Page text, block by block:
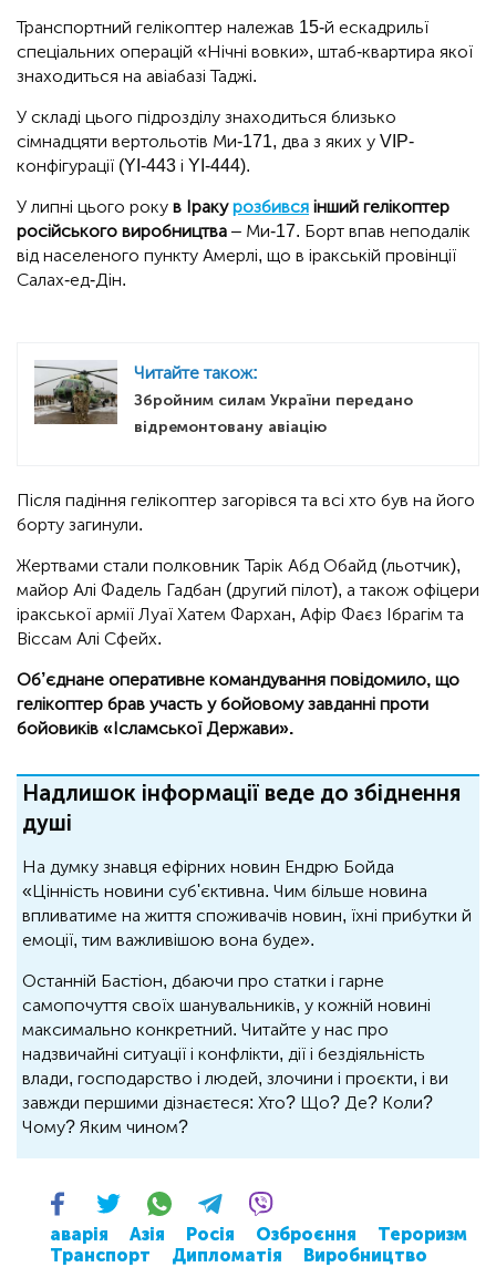
Транспортний гелікоптер належав 15-й ескадрильї
спеціальних операцій «Нічні вовки», штаб-квартира якої
знаходиться на авіабазі Таджі.
У складі цього підрозділу знаходиться близько
сімнадцяти вертольотів Ми-171, два з яких у VIP-
конфігурації (YI-443 і YI-444).
У липні цього року в Іракурозбився інший гелікоптер
російського виробництва – Ми-17. Борт впав неподалік
від населеного пункту Амерлі, що в іракській провінції
Салах-ед-Дін.
Читайте також:
Збройним силам України передано
відремонтовану авіацію
Після падіння гелікоптер загорівся та всі хто був на його
борту загинули.
Жертвами стали полковник Тарік Абд Обайд (льотчик),
майор Алі Фадель Гадбан (другий пілот), а також офіцери
іракської армії Луаї Хатем Фархан, Афір Фаєз Ібрагім та
Віссам Алі Сфейх.
Об’єднане оперативне командування повідомило, що
гелікоптер брав участь у бойовому завданні проти
бойовиків «Ісламської Держави».
Надлишок інформації веде до збіднення
душі
На думку знавця ефірних новин Ендрю Бойда
«Цінність новини суб'єктивна. Чим більше новина
впливатиме на життя споживачів новин, їхні прибутки й
емоції, тим важливішою вона буде».
Останній Бастіон, дбаючи про статки і гарне
самопочуття своїх шанувальників, у кожній новині
максимально конкретний. Читайте у нас про
надзвичайні ситуації і конфлікти, дії і бездіяльність
влади, господарство і людей, злочини і проєкти, і ви
завжди першими дізнаєтеся: Хто? Що? Де? Коли?
Чому? Яким чином?
аварія Азія Росія Озброєння
Тероризм
Транспорт
Дипломатія Виробництво